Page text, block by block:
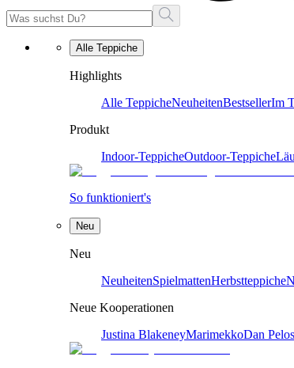
Alle Teppiche
Highlights
Alle TeppicheNeuheitenBestsellerIm
Produkt
Indoor-TeppicheOutdoor-Teppiche
So funktioniert's
Neu
Neu
NeuheitenSpielmattenHerbstteppiche
Neue Kooperationen
Justina BlakeneyMarimekkoDan